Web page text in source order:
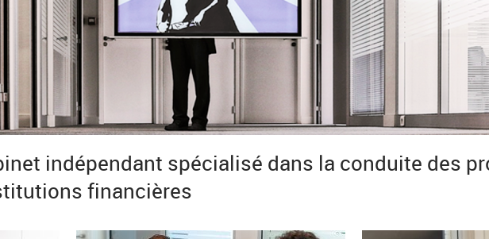
indépendant spécialisé dans la conduite des
financières